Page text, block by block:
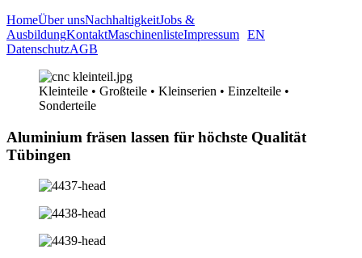
HomeÜber unsNachhaltigkeitJobs &
AusbildungKontaktMaschinenlisteImpressum EN
DatenschutzAGB
Kleinteile • Großteile • Kleinserien • Einzelteile •
Sonderteile
Aluminium fräsen lassen für höchste Qualität
Tübingen